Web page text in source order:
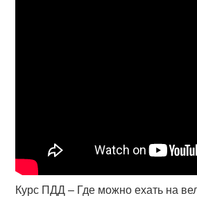
Курс ПДД – Где можно ехать на